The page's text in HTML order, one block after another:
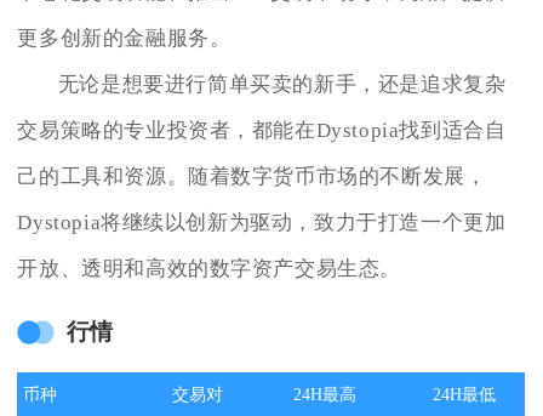
更多创新的金融服务。
无论是想要进行简单买卖的新手，还是追求复杂
交易策略的专业投资者，都能在Dystopia找到适合自
己的工具和资源。随着数字货币市场的不断发展，
Dystopia将继续以创新为驱动，致力于打造一个更加
开放、透明和高效的数字资产交易生态。
行情
币种 交易对 24H最高 24H最低